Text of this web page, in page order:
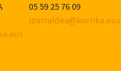
05 59 25 76 09
iparraldea@korrika.eus